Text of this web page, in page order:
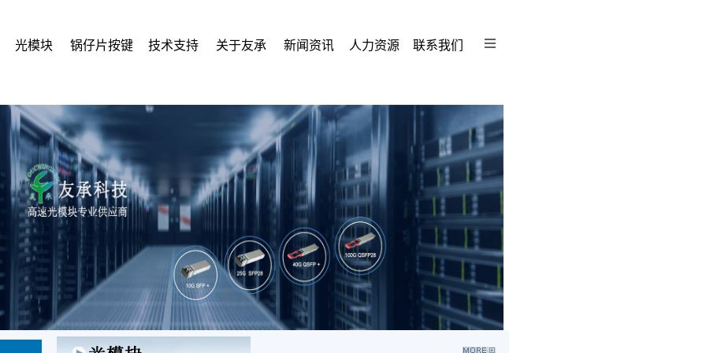
光模块 锅仔片按键 技术支持 关于友承 新闻资讯 人力资源 联系我们